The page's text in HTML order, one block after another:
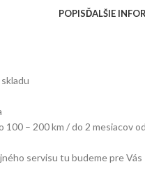
POPISĎALŠIE
100 – 200 km / do 2 mesiacov
servisu tu budeme pre Vás